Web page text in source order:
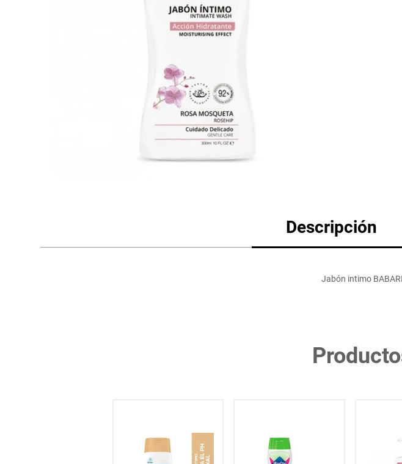
otros
Descripción
Jabón intimo
Arroz